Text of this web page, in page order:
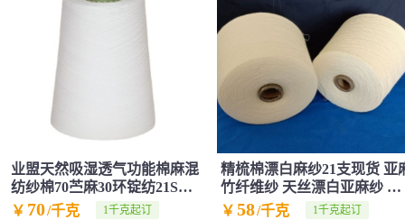
业盟天然吸湿透气功能棉麻混
纺纱棉70苎麻30环锭纺21S胚
纱纱线
￥ 70/千克 1千克起订
精梳棉漂白麻纱21支现货 亚
竹纤维纱 天丝漂白亚麻纱 在
机生产
￥ 58/千克 1千克起订